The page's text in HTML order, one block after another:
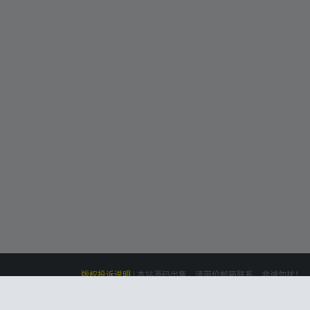
版权投诉说明|本站源码出售，请带价邮箱联系，非诚勿扰！